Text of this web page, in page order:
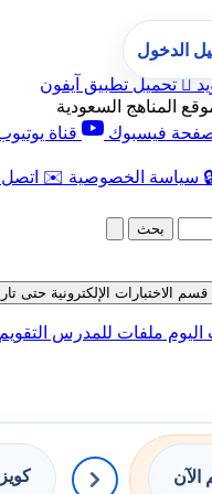
 تحميل تطبيق آيفون
المناهج السعودية
فيسبوك قناة
سياسة الخصوصية ✉️ اتصل
الدخول
بحث
الإلكترونية حتى تاريخ 09-08-
ملفات للمدرس
الآن